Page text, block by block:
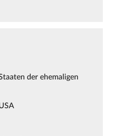
der ehemaligen